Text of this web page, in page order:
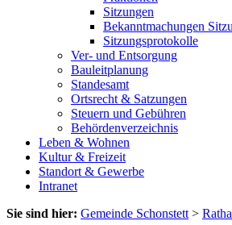
Sitzungen
Bekanntmachungen
Sitzungsprotokolle
Ver- und Entsorgung
Bauleitplanung
Standesamt
Ortsrecht & Satzungen
Steuern und Gebühren
Behördenverzeichnis
Leben & Wohnen
Kultur & Freizeit
Standort & Gewerbe
Intranet
Sie sind hier: Gemeinde Schonstett >